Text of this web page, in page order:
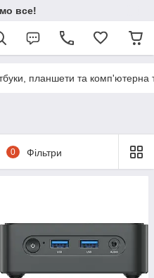
все!
планшети та комп'ютерна
0 Фільтри